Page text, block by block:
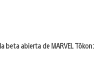
beta abierta de MARVEL Tōkon: